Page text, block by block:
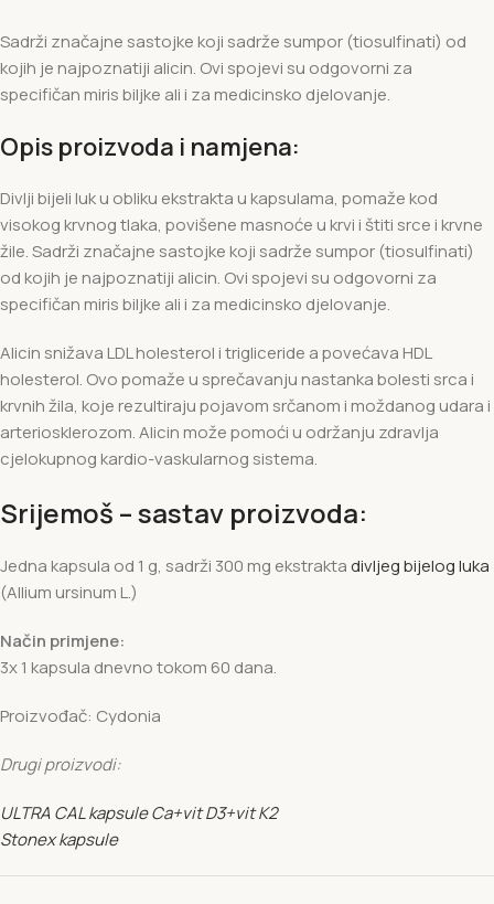
Sadrži značajne sastojke koji sadrže sumpor (tiosulfinati) od
kojih je najpoznatiji alicin. Ovi spojevi su odgovorni za
specifičan miris biljke ali i za medicinsko djelovanje.
Opis proizvoda i namjena:
Divlji bijeli luk u obliku ekstrakta u kapsulama, pomaže kod
visokog krvnog tlaka, povišene masnoće u krvi i štiti srce i krvne
žile. Sadrži značajne sastojke koji sadrže sumpor (tiosulfinati)
od kojih je najpoznatiji alicin. Ovi spojevi su odgovorni za
specifičan miris biljke ali i za medicinsko djelovanje.
Alicin snižava LDL holesterol i trigliceride a povećava HDL
holesterol. Ovo pomaže u sprečavanju nastanka bolesti srca i
krvnih žila, koje rezultiraju pojavom srčanom i moždanog udara i
arteriosklerozom. Alicin može pomoći u održanju zdravlja
cjelokupnog kardio-vaskularnog sistema.
Srijemoš – sastav proizvoda:
Jedna kapsula od 1 g, sadrži 300 mg ekstraktadivljeg bijelog luka
(Allium ursinum L.)
Način primjene:
3x 1 kapsula dnevno tokom 60 dana.
Proizvođač: Cydonia
Drugi proizvodi:
ULTRA CAL kapsule Ca+vit D3+vit K2
Stonex kapsule